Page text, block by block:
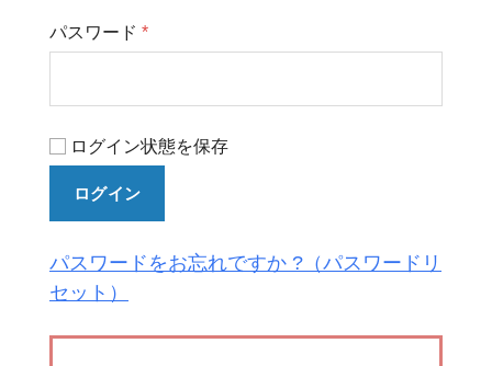
パスワード *
ログイン状態を保存
ログイン
パスワードをお忘れですか ?